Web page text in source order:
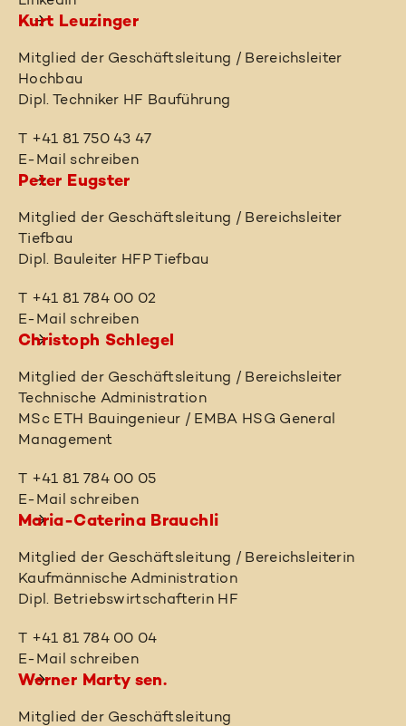
Kurt Leuzinger
Mitglied der Geschäftsleitung / Bereichsleiter
Hochbau
Dipl. Techniker HF Bauführung
T +41 81 750 43 47
E-Mail schreiben
Peter Eugster
Mitglied der Geschäftsleitung / Bereichsleiter
Tiefbau
Dipl. Bauleiter HFP Tiefbau
T +41 81 784 00 02
E-Mail schreiben
Christoph Schlegel
Mitglied der Geschäftsleitung / Bereichsleiter
Technische Administration
MSc ETH Bauingenieur / EMBA HSG General
Management
T +41 81 784 00 05
E-Mail schreiben
Maria-Caterina Brauchli
Mitglied der Geschäftsleitung / Bereichsleiterin
Kaufmännische Administration
Dipl. Betriebswirtschafterin HF
T +41 81 784 00 04
E-Mail schreiben
Werner Marty sen.
Mitglied der Geschäftsleitung